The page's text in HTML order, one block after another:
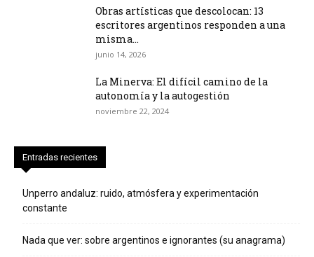
Obras artísticas que descolocan: 13
escritores argentinos responden a una
misma...
junio 14, 2026
La Minerva: El difícil camino de la
autonomía y la autogestión
noviembre 22, 2024
Entradas recientes
Unperro andaluz: ruido, atmósfera y experimentación
constante
Nada que ver: sobre argentinos e ignorantes (su anagrama)